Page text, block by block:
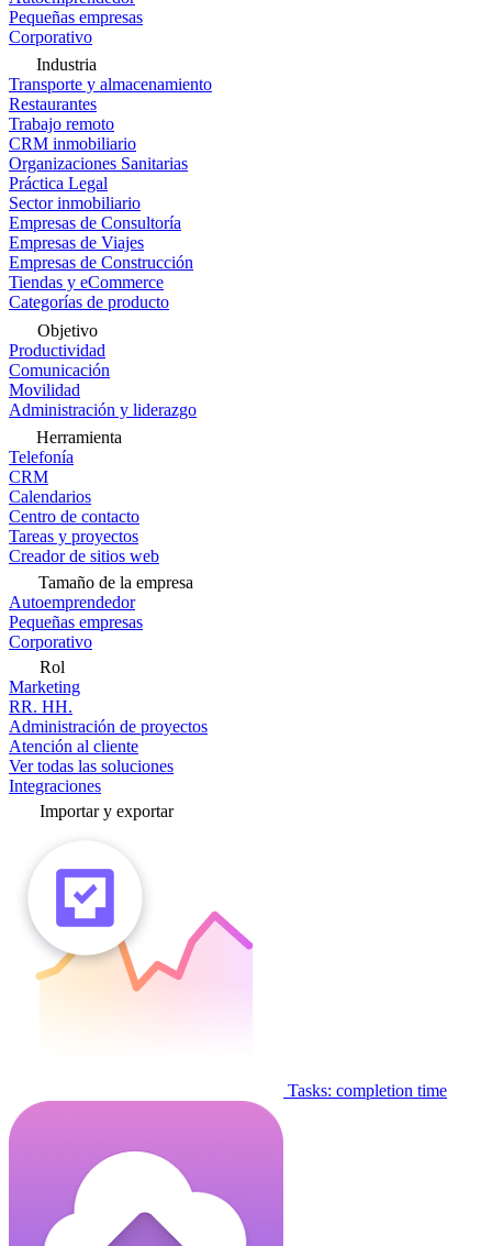
Pequeñas empresas
Corporativo
Industria
Transporte y almacenamiento
Restaurantes
Trabajo remoto
CRM inmobiliario
Organizaciones Sanitarias
Práctica Legal
Sector inmobiliario
Empresas de Consultoría
Empresas de Viajes
Empresas de Construcción
Tiendas y eCommerce
Categorías de producto
Objetivo
Productividad
Comunicación
Movilidad
Administración y liderazgo
Herramienta
Telefonía
CRM
Calendarios
Centro de contacto
Tareas y proyectos
Creador de sitios web
Tamaño de la empresa
Autoemprendedor
Pequeñas empresas
Corporativo
Rol
Marketing
RR. HH.
Administración de proyectos
Atención al cliente
Ver todas las soluciones
Integraciones
Importar y exportar
Tasks: completion time